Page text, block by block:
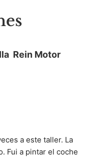
Rein Motor
a este taller. La
Fui a pintar el coche